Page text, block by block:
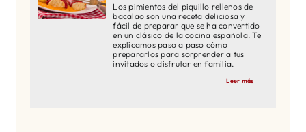
Los pimientos del piquillo rellenos de
bacalao son una receta deliciosa y
fácil de preparar que se ha convertido
en un clásico de la cocina española. Te
explicamos paso a paso cómo
prepararlos para sorprender a tus
invitados o disfrutar en familia.
Leer más